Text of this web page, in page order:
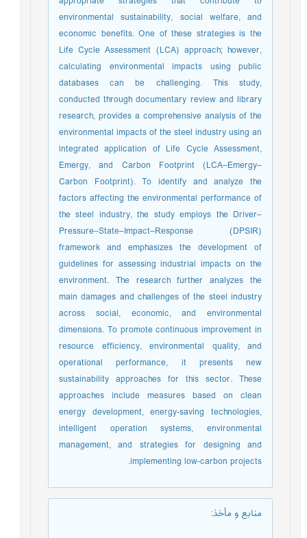
environmental sustainability, social welfare, and
economic benefits. One of these strategies is the
Life Cycle Assessment (LCA) approach; however,
calculating environmental impacts using public
databases can be challenging. This study,
conducted through documentary review and library
research, provides a comprehensive analysis of the
environmental impacts of the steel industry using an
integrated application of Life Cycle Assessment,
Emergy, and Carbon Footprint (LCA–Emergy–
Carbon Footprint). To identify and analyze the
factors affecting the environmental performance of
the steel industry, the study employs the Driver–
Pressure–State–Impact–Response (DPSIR)
framework and emphasizes the development of
guidelines for assessing industrial impacts on the
environment. The research further analyzes the
main damages and challenges of the steel industry
across social, economic, and environmental
dimensions. To promote continuous improvement in
resource efficiency, environmental quality, and
operational performance, it presents new
sustainability approaches for this sector. These
approaches include measures based on clean
energy development, energy-saving technologies,
intelligent operation systems, environmental
management, and strategies for designing and
implementing low-carbon projects.
منابع و مأخذ: